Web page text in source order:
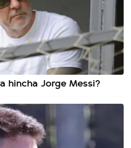
hincha Jorge Messi?